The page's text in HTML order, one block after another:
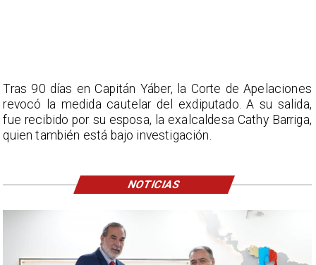
Tras 90 días en Capitán Yáber, la Corte de Apelaciones
revocó la medida cautelar del exdiputado. A su salida,
fue recibido por su esposa, la exalcaldesa Cathy Barriga,
quien también está bajo investigación.
NOTICIAS